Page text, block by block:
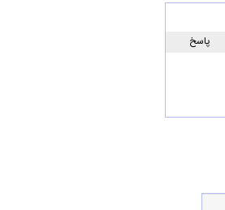
پاسخ